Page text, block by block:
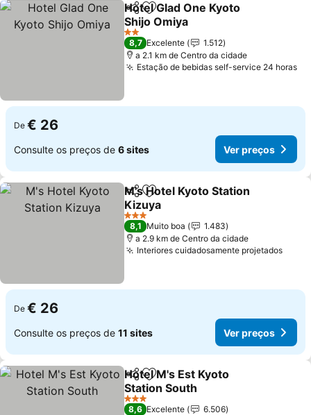
PartilharAdicionar aos favoritos
Hotel Glad One Kyoto
Shijo Omiya
Ver preços
2 Estrelas
8,7 Excelente
1.512
a 2.1 km de Centro da cidade
Estação de bebidas self-service 24 horas
De € 26
Consulte os preços de 6 sites Ver preços
PartilharAdicionar aos favoritos
M's Hotel Kyoto Station
Kizuya
Ver preços
3 Estrelas
8,1 Muito boa
1.483
a 2.9 km de Centro da cidade
Interiores cuidadosamente projetadosVer
De € 26
Consulte os preços de 11 sites Ver preços
PartilharAdicionar aos favoritos
Hotel M's Est Kyoto
Station South
Ver preços
3 Estrelas
8,6 Excelente
6.506